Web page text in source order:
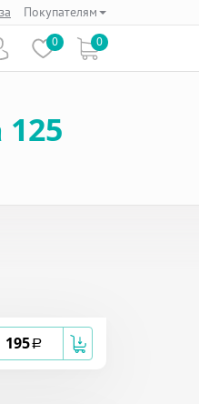
Покупателям
0 0
125
195a